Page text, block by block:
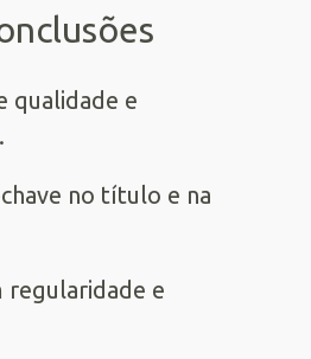
qualidade e
no título e na
regularidade e